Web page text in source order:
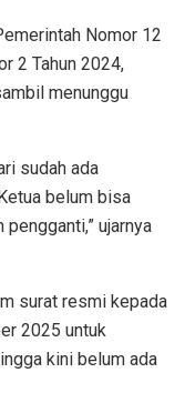
Nomor 12
2 Tahun 2024,
menunggu
sudah ada
belum bisa
ujarnya
surat resmi kepada
2025 untuk
kini belum ada